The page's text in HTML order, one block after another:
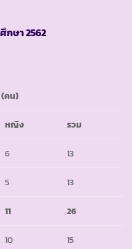
กษา2562
(คน)
หญิง รวม
6 13
5 13
11 26
10 15